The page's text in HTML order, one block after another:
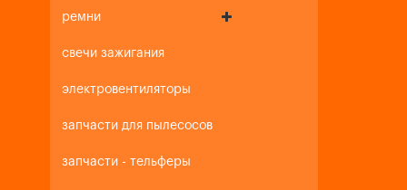
ремни
свечи зажигания
электровентиляторы
запчасти для пылесосов
запчасти - тельферы